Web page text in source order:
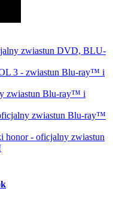
zwiastun DVD, BLU-
3 - zwiastun Blu-ray™ i
zwiastun Blu-ray™ i
zwiastun Blu-ray™
honor - oficjalny zwiastun